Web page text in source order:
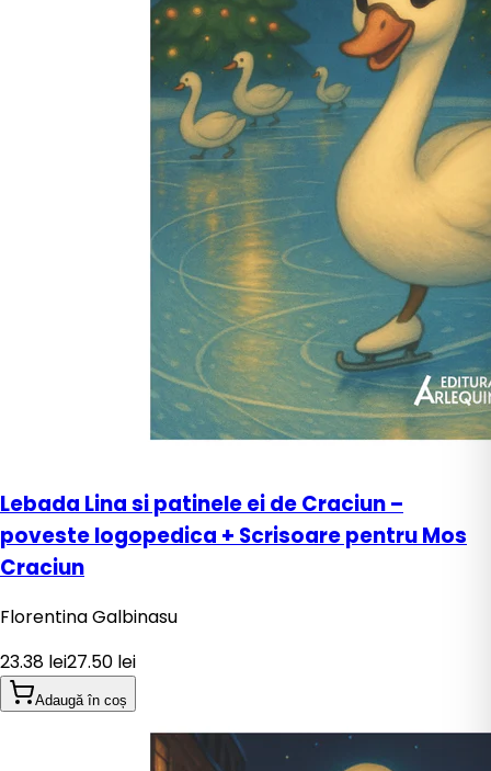
Lebada Lina si patinele ei de Craciun –
poveste logopedica + Scrisoare pentru Mos
Craciun
Florentina Galbinasu
23.38 lei27.50 lei
Adaugă în coș